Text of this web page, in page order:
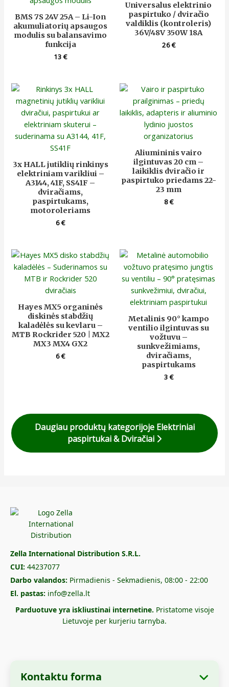
BMS 7S 24V 25A – Li-Ion
akumuliatorių apsaugos
modulis su balansavimo
funkcija
13€
Universalus elektrinio
paspirtuko / dviračio
valdiklis (kontroleris)
36V/48V 350W 18A
26€
3x HALL jutiklių rinkinys
elektriniam varikliui –
A3144, 41F, SS41F –
dviračiams,
paspirtukams,
motoroleriams
6€
Aliumininis vairo
ilgintuvas 20 cm –
laikiklis dviračio ir
paspirtuko priedams 22-
23 mm
8€
Hayes MX5 organinės
diskinės stabdžių
kaladėlės su kevlaru –
MTB Rockrider 520 | MX2
MX3 MX4 GX2
6€
Metalinis 90° kampo
ventilio ilgintuvas su
vožtuvu –
sunkvežimiams,
dviračiams,
paspirtukams
3€
Daugiau produktų kategorijoje Elektriniai
paspirtukai & Dviračiai
Zella International Distribution S.R.L.
CUI: 44237077
Darbo valandos: Pirmadienis - Sekmadienis, 08:00 - 22:00
El. pastas: info@zella.lt
Parduotuve yra iskliustinai internetine. Pristatome visoje
Lietuvoje per kurjeriu tarnyba.
Kontaktu forma